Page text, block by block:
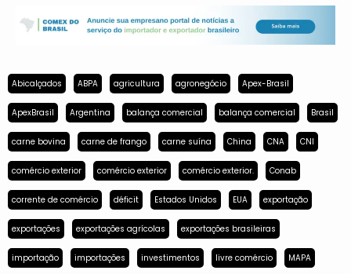
Abicalçados ABPA agricultura agronegócio Apex-Brasil
ApexBrasil Argentina balança comercial balança comercial Brasil
carne bovina carne de frango carne suína China CNA CNI
comércio exterior comércio exterior comércio exterior. Conab
corrente de comércio déficit Estados Unidos EUA exportação
exportações exportações agrícolas exportações brasileiras
importação importações investimentos livre comércio MAPA